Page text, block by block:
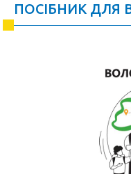
ПОСІБНИК ДЛЯ